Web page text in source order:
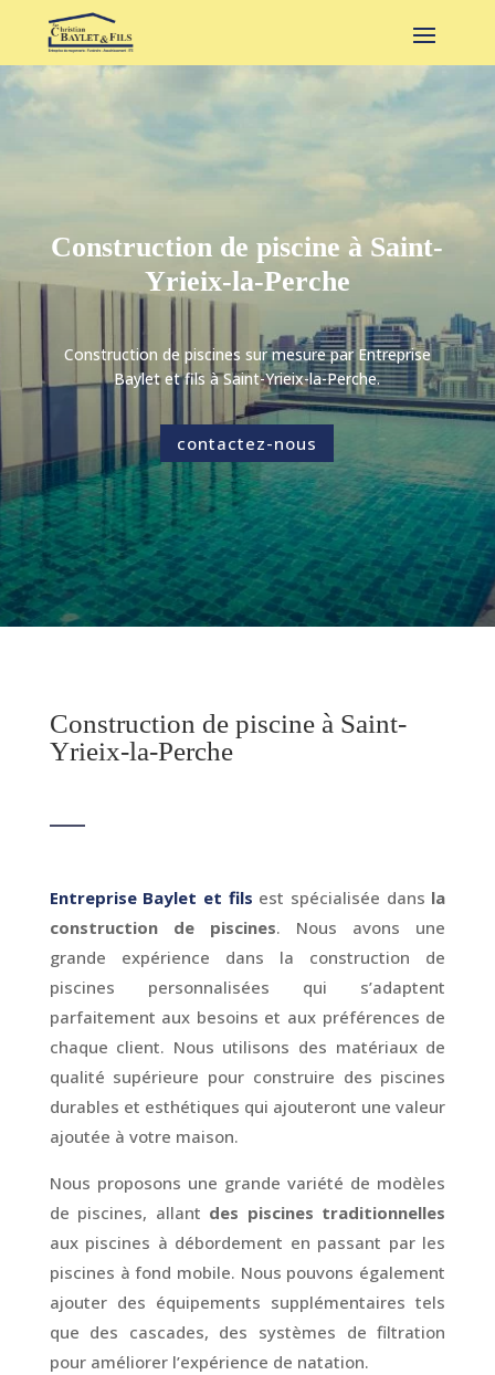
Construction de piscine à Saint-
Yrieix-la-Perche
Construction de piscines sur mesure par Entreprise
Baylet et fils à Saint-Yrieix-la-Perche.
contactez-nous
Construction de piscine à Saint-
Yrieix-la-Perche
Entreprise Baylet et fils est spécialisée dans la
construction de piscines. Nous avons une
grande expérience dans la construction de
piscines personnalisées qui s’adaptent
parfaitement aux besoins et aux préférences de
chaque client. Nous utilisons des matériaux de
qualité supérieure pour construire des piscines
durables et esthétiques qui ajouteront une valeur
ajoutée à votre maison.
Nous proposons une grande variété de modèles
de piscines, allant des piscines traditionnelles
aux piscines à débordement en passant par les
piscines à fond mobile. Nous pouvons également
ajouter des équipements supplémentaires tels
que des cascades, des systèmes de filtration
pour améliorer l’expérience de natation.